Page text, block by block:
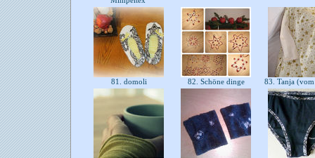
81. domoli 82. Schöne dinge 83. Tanja